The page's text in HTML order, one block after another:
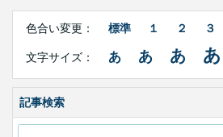
Right
Contents
合
変
色合い変更： 標準 １ ２ ３
文字サイズ： あ あ あ あ
記事検索